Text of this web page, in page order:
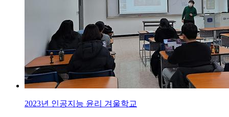
2023년 인공지능 윤리 겨울학교